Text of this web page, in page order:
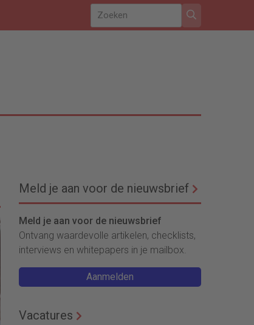
Meld je aan voor de nieuwsbrief
Meld je aan voor de nieuwsbrief
Ontvang waardevolle artikelen, checklists,
interviews en whitepapers in je mailbox.
Aanmelden
Vacatures